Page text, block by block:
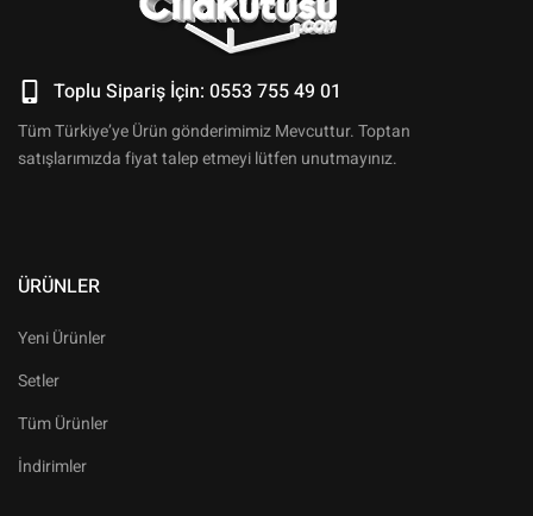
Toplu Sipariş İçin: 0553 755 49 01
Tüm Türkiye’ye Ürün gönderimimiz Mevcuttur. Toptan
satışlarımızda fiyat talep etmeyi lütfen unutmayınız.
ÜRÜNLER
Yeni Ürünler
Setler
Tüm Ürünler
İndirimler